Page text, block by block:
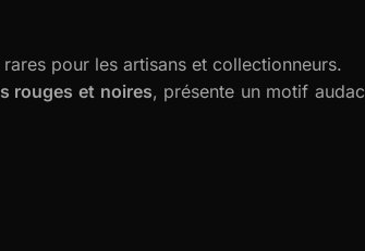
pour les artisans et collectionneurs.
rouges et noires, présente un motif